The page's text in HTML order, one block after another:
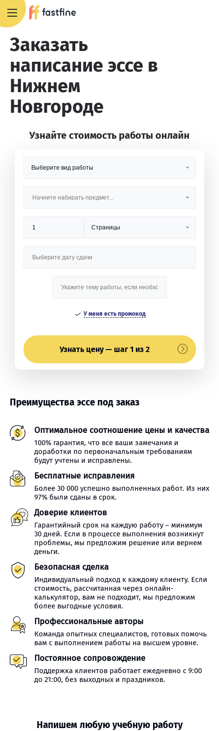
Заказать
написание эссе в
Нижнем
Новгороде
Узнайте стоимость работы онлайн
У меня есть промокод
Узнать цену — шаг 1 из 2
Преимущества эссе под заказ
Оптимальное соотношение цены и качества
100% гарантия, что все ваши замечания и
доработки по первоначальным требованиям
будут учтены и исправлены.
Бесплатные исправления
Более 30 000 успешно выполненных работ. Из них
97% были сданы в срок.
Доверие клиентов
Гарантийный срок на каждую работу – минимум
30 дней. Если в процессе выполнения возникнут
проблемы, мы предложим решение или вернем
деньги.
Безопасная сделка
Индивидуальный подход к каждому клиенту. Если
стоимость, рассчитанная через онлайн-
калькулятор, вам не подходит, мы предложим
более выгодные условия.
Профессиональные авторы
Команда опытных специалистов, готовых помочь
вам с выполнением работы на высшем уровне.
Постоянное сопровождение
Поддержка клиентов работает ежедневно с 9:00
до 21:00, без выходных и праздников.
Напишем любую учебную работу